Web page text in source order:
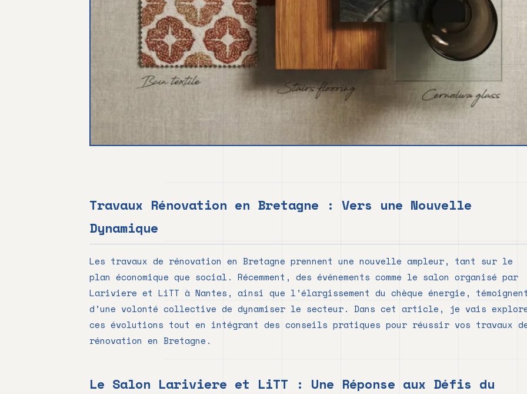
Travaux Rénovation en Bretagne : Vers une Nouvelle
Dynamique
Les travaux de rénovation en Bretagne prennent une nouvelle ampleur, tant sur le
plan économique que social. Récemment, des événements comme le salon organisé par
Lariviere et LiTT à Nantes, ainsi que l’élargissement du chèque énergie,
d’une volonté collective de dynamiser le secteur. Dans cet article, je vais
ces évolutions tout en intégrant des conseils pratiques pour réussir vos travaux
rénovation en Bretagne.
Le Salon Lariviere et LiTT : Une Réponse aux Défis du